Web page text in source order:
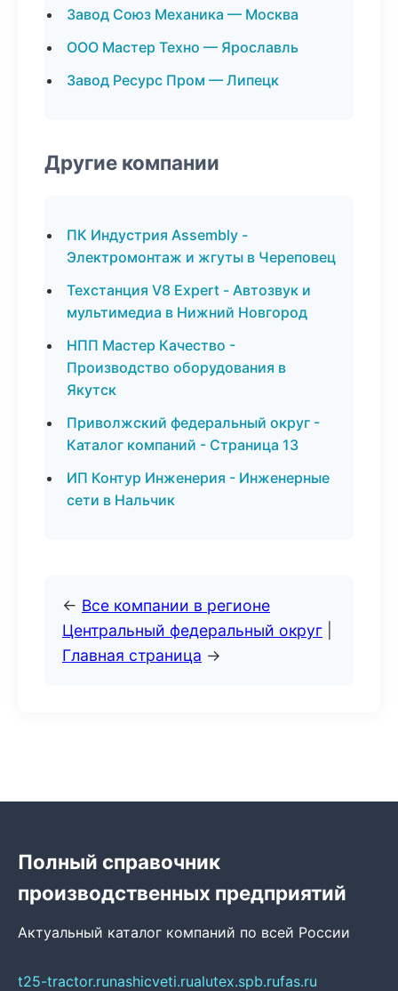
Завод Союз Механика — Москва
ООО Мастер Техно — Ярославль
Завод Ресурс Пром — Липецк
Другие компании
ПК Индустрия Assembly -
Электромонтаж и жгуты в Череповец
Техстанция V8 Expert - Автозвук и
мультимедиа в Нижний Новгород
НПП Мастер Качество -
Производство оборудования в
Якутск
Приволжский федеральный округ -
Каталог компаний - Страница 13
ИП Контур Инженерия - Инженерные
сети в Нальчик
← Все компании в регионе
Центральный федеральный округ
Главная страница →
Полный справочник
производственных предприятий
Актуальный каталог компаний по всей России
t25-tractor.runashicveti.rualutex.spb.rufas.ru